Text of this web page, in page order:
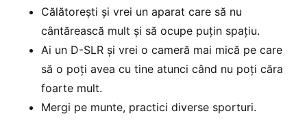
Călătorești și vrei un aparat care să nu
cântărească mult și să ocupe puțin spațiu.
Ai un D-SLR și vrei o cameră mai mică pe care
să o poți avea cu tine atunci când nu poți căra
foarte mult.
Mergi pe munte, practici diverse sporturi.